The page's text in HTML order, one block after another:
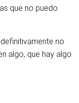
que no puedo
no
algo, que hay algo